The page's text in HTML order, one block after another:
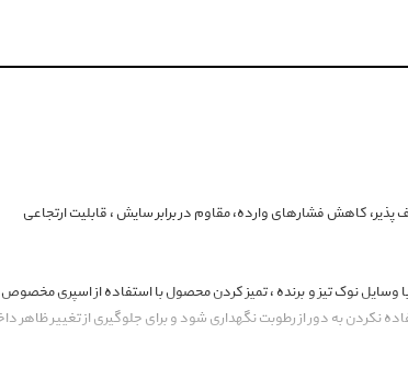
کاهش فشارهای وارده، مقاوم در برابر سایش ، قابلیت ارتجاعی
وسایل نوک تیز و برنده ، تمیز کردن محصول با استفاده از اسپری مخصوص
نکردن به دور از رطوبت نگهداری شود و برای جلوگیری از تغییر ظاهر